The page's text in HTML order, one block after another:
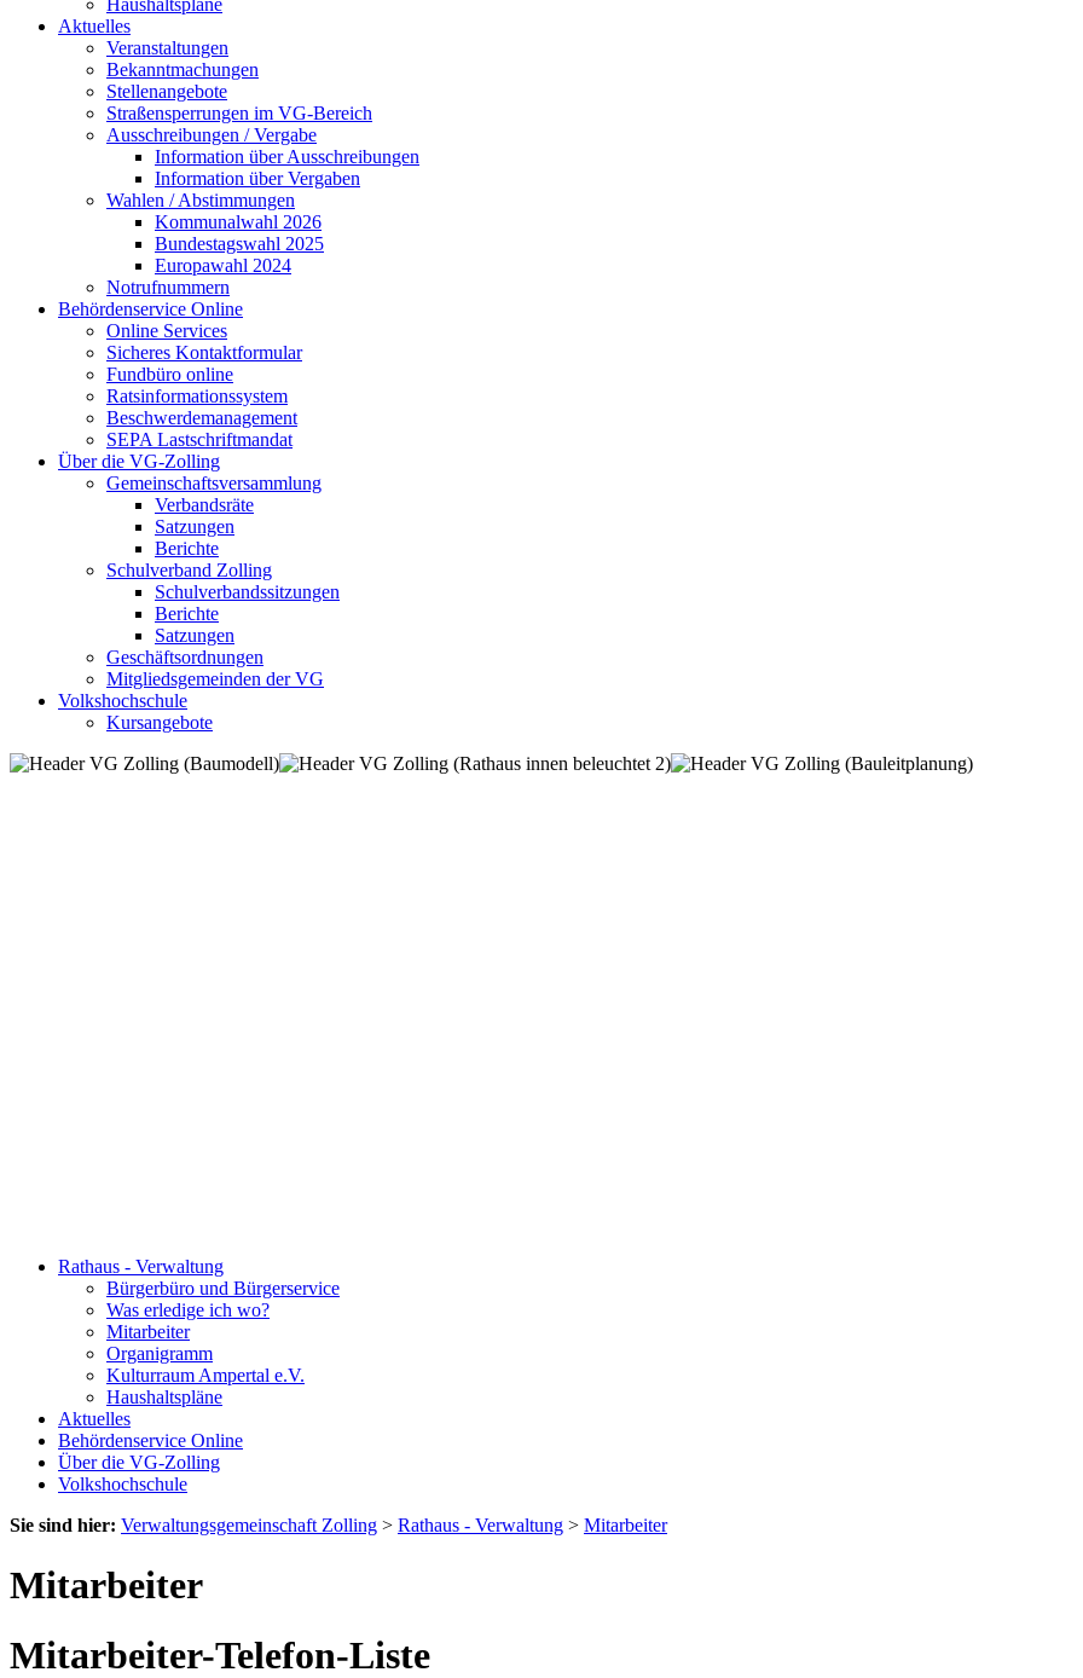
Haushaltspläne
Aktuelles
Veranstaltungen
Bekanntmachungen
Stellenangebote
Straßensperrungen im VG-Bereich
Ausschreibungen / Vergabe
Information über Ausschreibungen
Information über Vergaben
Wahlen / Abstimmungen
Kommunalwahl 2026
Bundestagswahl 2025
Europawahl 2024
Notrufnummern
Behördenservice Online
Online Services
Sicheres Kontaktformular
Fundbüro online
Ratsinformationssystem
Beschwerdemanagement
SEPA Lastschriftmandat
Über die VG-Zolling
Gemeinschaftsversammlung
Verbandsräte
Satzungen
Berichte
Schulverband Zolling
Schulverbandssitzungen
Berichte
Satzungen
Geschäftsordnungen
Mitgliedsgemeinden der VG
Volkshochschule
Kursangebote
Rathaus - Verwaltung
Bürgerbüro und Bürgerservice
Was erledige ich wo?
Mitarbeiter
Organigramm
Kulturraum Ampertal e.V.
Haushaltspläne
Aktuelles
Behördenservice Online
Über die VG-Zolling
Volkshochschule
Sie sind hier: Verwaltungsgemeinschaft Zolling > Rathaus - Verwaltung > Mitarbeiter
Mitarbeiter
Mitarbeiter-Telefon-Liste